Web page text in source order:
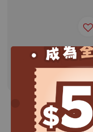
GO CAT／逗貓棒替換頭
／小魚
Regular
MOP$ 68.0